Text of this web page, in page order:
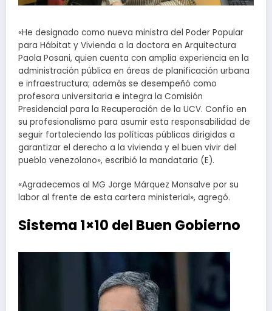
«He designado como nueva ministra del Poder Popular
para Hábitat y Vivienda a la doctora en Arquitectura
Paola Posani, quien cuenta con amplia experiencia en la
administración pública en áreas de planificación urbana
e infraestructura; además se desempeñó como
profesora universitaria e integra la Comisión
Presidencial para la Recuperación de la UCV. Confío en
su profesionalismo para asumir esta responsabilidad de
seguir fortaleciendo las políticas públicas dirigidas a
garantizar el derecho a la vivienda y el buen vivir del
pueblo venezolano», escribió la mandataria (E).
«Agradecemos al MG Jorge Márquez Monsalve por su
labor al frente de esta cartera ministerial», agregó.
Sistema 1×10 del Buen Gobierno